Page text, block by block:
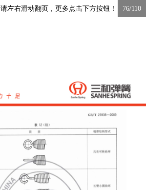
请左右滑动翻页，更多点击下方按钮！ 76/110